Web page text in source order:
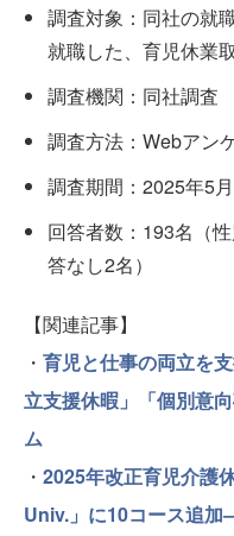
調査対象：同社の就
就職した、育児休業
調査機関：同社調査
調査方法：Webアン
調査期間：2025年5
回答者数：193名（
答なし2名）
【関連記事】
・ 育児と仕事の両立を
立支援休暇」「個別意
ム
・ 2025年改正育児介護
Univ.」に10コース追